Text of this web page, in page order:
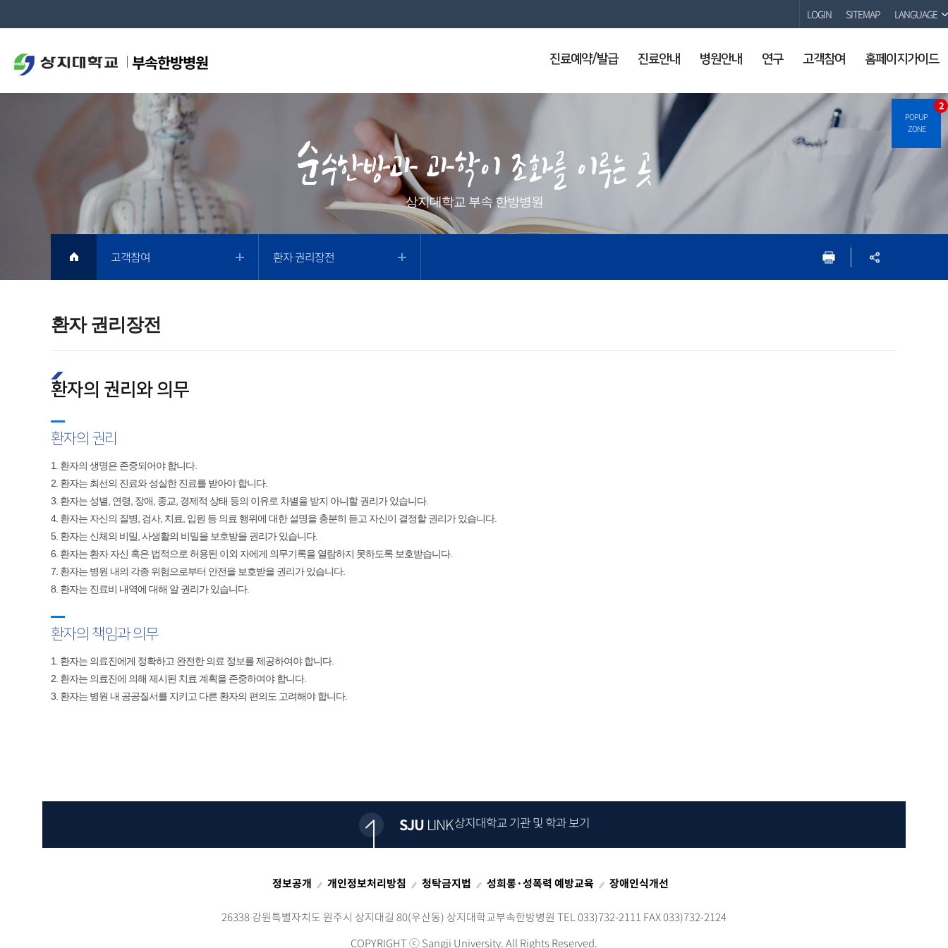
POPUP
ZONE
2
부속한방병원
LOGIN SITEMAP LANGUAGE
진료예약/발급 진료안내 병원안내 연구 고객참여 홈페이지가이드
상지대학교 부속 한방병원
환자 권리장전
고객참여 환자 권리장전
환자의 권리와 의무
환자의 권리
1. 환자의 생명은 존중되어야 합니다.​
2. 환자는 최선의 진료와 성실한 진료를 받아야 합니다.​
3. 환자는 성별, 연령, 장애, 종교, 경제적 상태 등의 이유로 차별을 받지 아니할 권리가 있습니다.​
4. 환자는 자신의 질병, 검사, 치료, 입원 등 의료 행위에 대한 설명을 충분히 듣고 자신이 결정할 권리가 있습니다.​
5. 환자는 신체의 비밀, 사생활의 비밀을 보호받을 권리가 있습니다.​
6. 환자는 환자 자신 혹은 법적으로 허용된 이외 자에게 의무기록을 열람하지 못하도록 보호받습니다.​
7. 환자는 병원 내의 각종 위험으로부터 안전을 보호받을 권리가 있습니다.​
8. 환자는 진료비 내역에 대해 알 권리가 있습니다.
환자의 책임과 의무​
1. 환자는 의료진에게 정확하고 완전한 의료 정보를 제공하여야 합니다.​​
2. 환자는 의료진에 의해 제시된 치료 계획을 존중하여야 합니다.​​
3. 환자는 병원 내 공공질서를 지키고 다른 환자의 편의도 고려해야 합니다.​
SJU LINK상지대학교 기관 및 학과 보기
정보공개 개인정보처리방침 청탁금지법 성희롱·성폭력 예방교육 장애인식개선
26338 강원특별자치도 원주시 상지대길 80(우산동) 상지대학교부속한방병원 TEL 033)732-2111 FAX 033)732-2124
COPYRIGHT ⓒSangji University. All Rights Reserved.